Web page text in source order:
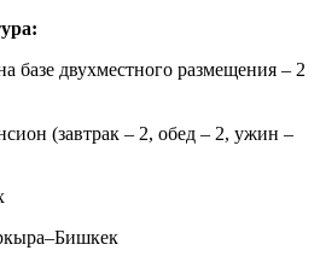
базе двухместного размещения – 2
(завтрак – 2, обед – 2, ужин –